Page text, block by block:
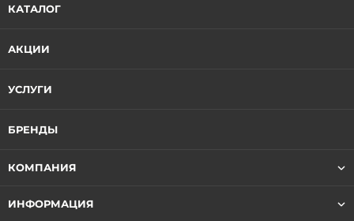
КАТАЛОГ
АКЦИИ
УСЛУГИ
БРЕНДЫ
КОМПАНИЯ
ИНФОРМАЦИЯ